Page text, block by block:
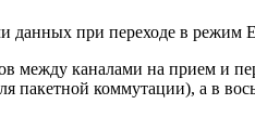
данных при переходе в режим
между каналами на прием и
пакетной коммутации), а в